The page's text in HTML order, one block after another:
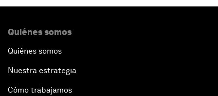
Quiénes somos
Quiénes somos
Nuestra estrategia
Cómo trabajamos